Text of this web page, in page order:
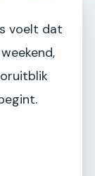
voelt dat